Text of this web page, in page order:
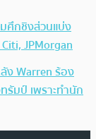
ศึกชิงส่วนแบ่ง
JPMorgan
ง Warren ร้อง
รัมป์ เพราะทำนัก